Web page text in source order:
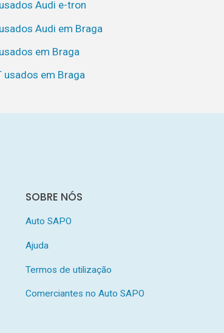
Audi e-tron
Audi em Braga
em Braga
usados em Braga
SOBRE NÓS
Auto SAPO
Ajuda
Termos de utilização
Comerciantes no Auto SAPO